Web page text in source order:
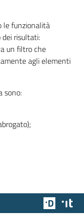
le funzionalità
dei risultati:
un filtro che
agli elementi
sono:
Team